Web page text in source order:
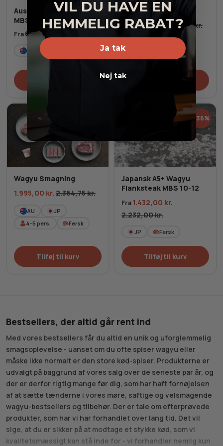
Australsk Wagyu Ribeye
MBS 6-7
Fra614,00
Hele Pakken 2.0
1.095,00kr.1.192,00kr.
pers.
Wagyu Smagning
1.995,00 kr. 2.364,75kr.
AU
JP
4-5 pers. Fersk
Tilføj til kurv
-36%
Japansk A5+ Wagyu
Flanksteak MBS 10-12
Fra1.432,00 kr.
2.232,00kr.
JP Fersk
Tilføj til kurv
Bestsellers, der altid går rent ind
Med vores bestsellers får du altid en unik og uforglemmelig
smagsoplevelse - uanset om du ofte spiser wagyu eller
måske ikke normalt er den store kød-spiser. Produkterne er
udvalgt på baggrund af vores salg over de seneste par år, og
der er derfor rigtig mange før dig, som har haft fornøjelsen
af at sætte tænderne i vores møre, saftige og velsmagende
wagyu-bestsellers og tilbehør. Der er tale om efterprøvede
produkter, som har vi har forhandlet over lang tid. Det vil
sige, at du er sikker på at modtage et stykke kød, som vi
kvalitetsmæssigt kan stå inde for - vi forhandler nemlig kun
VIL DU HAVE EN
HEMMELIG RABAT?
Ja tak
Nej tak